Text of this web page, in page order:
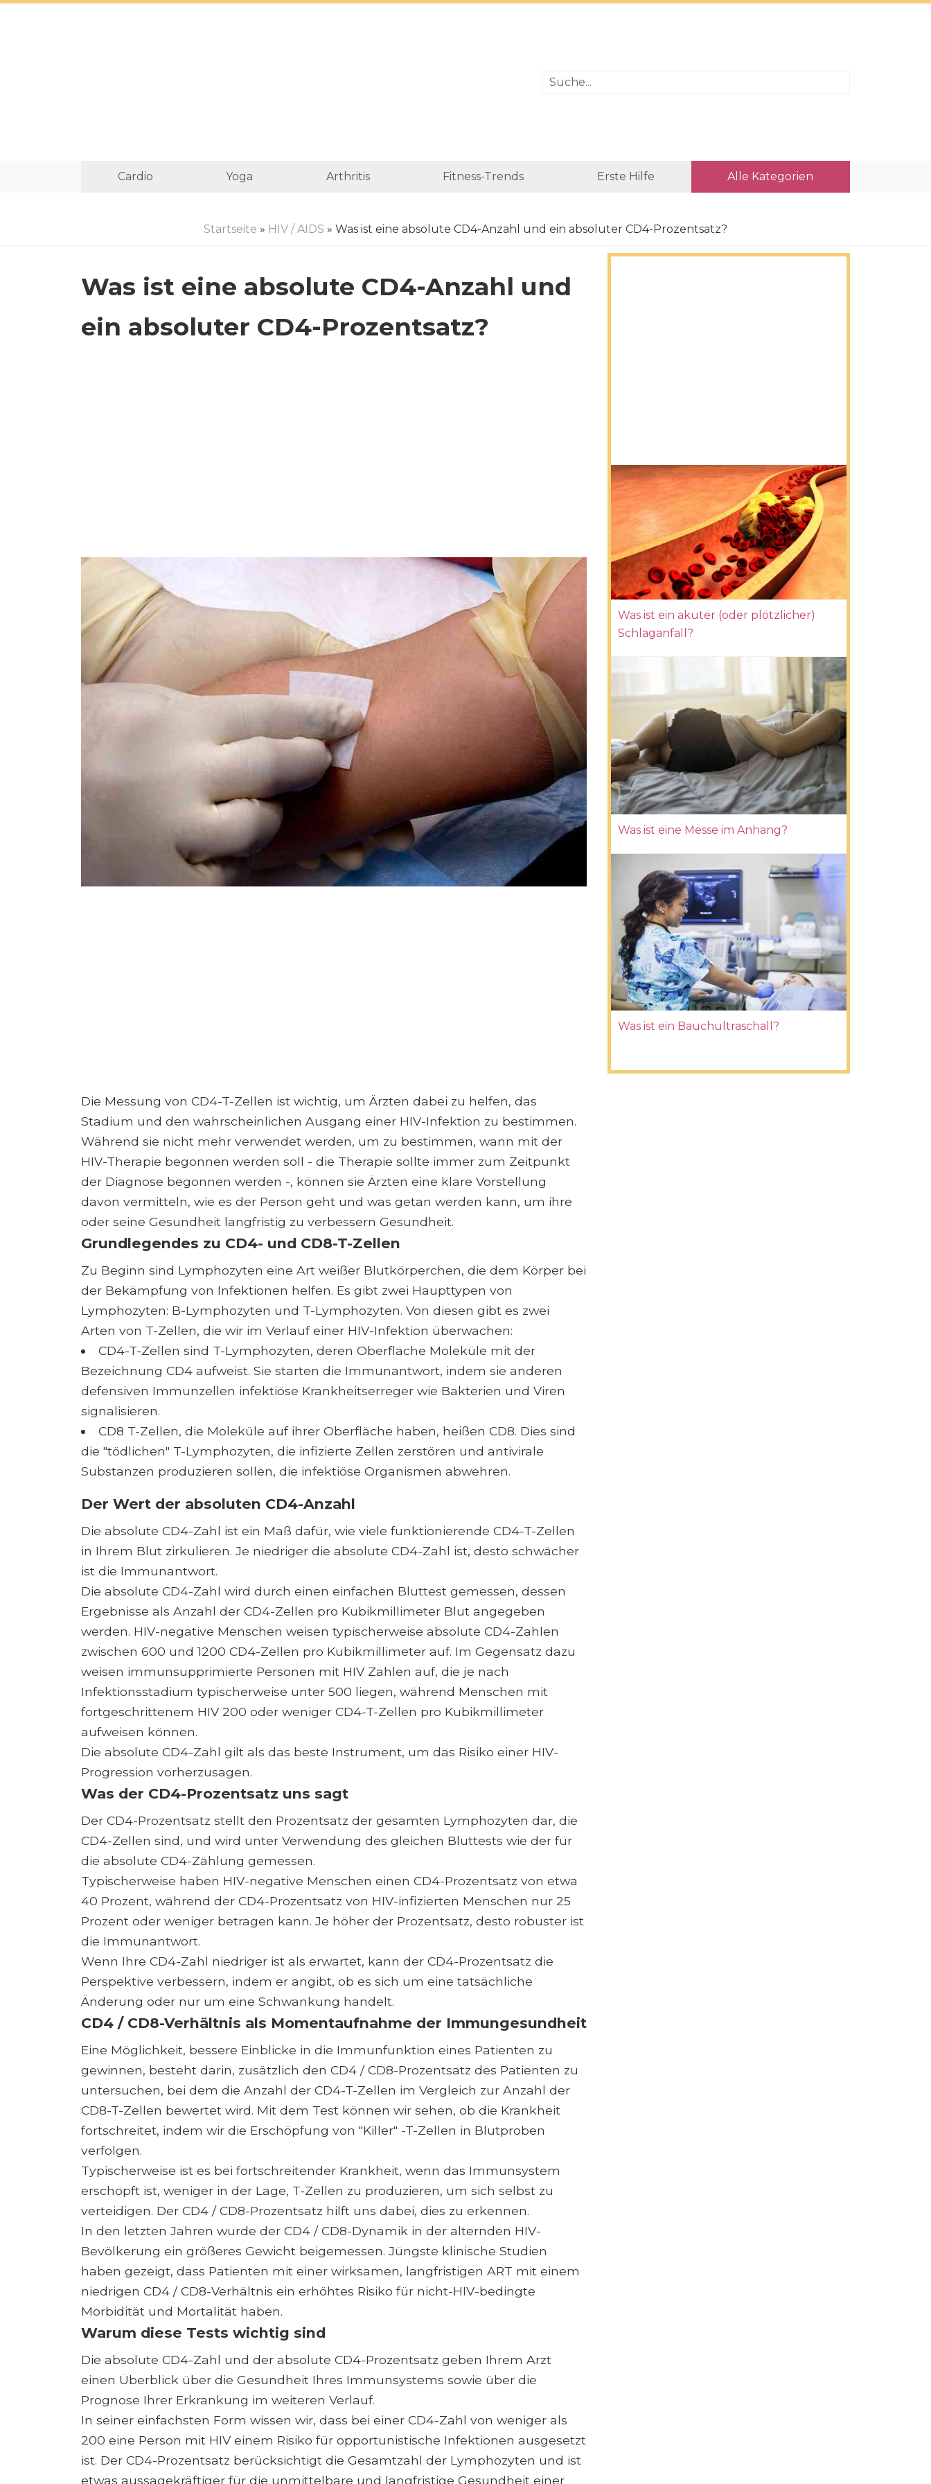
Cardio Yoga Arthritis Fitness-Trends Erste Hilfe Alle Kategorien
Startseite » HIV / AIDS » Was ist eine absolute CD4-Anzahl und ein absoluter CD4-Prozentsatz?
Was ist eine absolute CD4-Anzahl und
ein absoluter CD4-Prozentsatz?
Die Messung von CD4-T-Zellen ist wichtig, um Ärzten dabei zu helfen, das
Stadium und den wahrscheinlichen Ausgang einer HIV-Infektion zu bestimmen.
Während sie nicht mehr verwendet werden, um zu bestimmen, wann mit der
HIV-Therapie begonnen werden soll - die Therapie sollte immer zum Zeitpunkt
der Diagnose begonnen werden -, können sie Ärzten eine klare Vorstellung
davon vermitteln, wie es der Person geht und was getan werden kann, um ihre
oder seine Gesundheit langfristig zu verbessern Gesundheit.
Grundlegendes zu CD4- und CD8-T-Zellen
Zu Beginn sind Lymphozyten eine Art weißer Blutkörperchen, die dem Körper bei
der Bekämpfung von Infektionen helfen. Es gibt zwei Haupttypen von
Lymphozyten: B-Lymphozyten und T-Lymphozyten. Von diesen gibt es zwei
Arten von T-Zellen, die wir im Verlauf einer HIV-Infektion überwachen:
CD4-T-Zellen sind T-Lymphozyten, deren Oberfläche Moleküle mit der
Bezeichnung CD4 aufweist. Sie starten die Immunantwort, indem sie anderen
defensiven Immunzellen infektiöse Krankheitserreger wie Bakterien und Viren
signalisieren.
CD8 T-Zellen, die Moleküle auf ihrer Oberfläche haben, heißen CD8. Dies sind
die "tödlichen" T-Lymphozyten, die infizierte Zellen zerstören und antivirale
Substanzen produzieren sollen, die infektiöse Organismen abwehren.
Der Wert der absoluten CD4-Anzahl
Die absolute CD4-Zahl ist ein Maß dafür, wie viele funktionierende CD4-T-Zellen
in Ihrem Blut zirkulieren. Je niedriger die absolute CD4-Zahl ist, desto schwächer
ist die Immunantwort.
Die absolute CD4-Zahl wird durch einen einfachen Bluttest gemessen, dessen
Ergebnisse als Anzahl der CD4-Zellen pro Kubikmillimeter Blut angegeben
werden. HIV-negative Menschen weisen typischerweise absolute CD4-Zahlen
zwischen 600 und 1200 CD4-Zellen pro Kubikmillimeter auf. Im Gegensatz dazu
weisen immunsupprimierte Personen mit HIV Zahlen auf, die je nach
Infektionsstadium typischerweise unter 500 liegen, während Menschen mit
fortgeschrittenem HIV 200 oder weniger CD4-T-Zellen pro Kubikmillimeter
aufweisen können.
Die absolute CD4-Zahl gilt als das beste Instrument, um das Risiko einer HIV-
Progression vorherzusagen.
Was der CD4-Prozentsatz uns sagt
Der CD4-Prozentsatz stellt den Prozentsatz der gesamten Lymphozyten dar, die
CD4-Zellen sind, und wird unter Verwendung des gleichen Bluttests wie der für
die absolute CD4-Zählung gemessen.
Typischerweise haben HIV-negative Menschen einen CD4-Prozentsatz von etwa
40 Prozent, während der CD4-Prozentsatz von HIV-infizierten Menschen nur 25
Prozent oder weniger betragen kann. Je höher der Prozentsatz, desto robuster ist
die Immunantwort.
Wenn Ihre CD4-Zahl niedriger ist als erwartet, kann der CD4-Prozentsatz die
Perspektive verbessern, indem er angibt, ob es sich um eine tatsächliche
Änderung oder nur um eine Schwankung handelt.
CD4 / CD8-Verhältnis als Momentaufnahme der Immungesundheit
Eine Möglichkeit, bessere Einblicke in die Immunfunktion eines Patienten zu
gewinnen, besteht darin, zusätzlich den CD4 / CD8-Prozentsatz des Patienten zu
untersuchen, bei dem die Anzahl der CD4-T-Zellen im Vergleich zur Anzahl der
CD8-T-Zellen bewertet wird. Mit dem Test können wir sehen, ob die Krankheit
fortschreitet, indem wir die Erschöpfung von "Killer" -T-Zellen in Blutproben
verfolgen.
Typischerweise ist es bei fortschreitender Krankheit, wenn das Immunsystem
erschöpft ist, weniger in der Lage, T-Zellen zu produzieren, um sich selbst zu
verteidigen. Der CD4 / CD8-Prozentsatz hilft uns dabei, dies zu erkennen.
In den letzten Jahren wurde der CD4 / CD8-Dynamik in der alternden HIV-
Bevölkerung ein größeres Gewicht beigemessen. Jüngste klinische Studien
haben gezeigt, dass Patienten mit einer wirksamen, langfristigen ART mit einem
niedrigen CD4 / CD8-Verhältnis ein erhöhtes Risiko für nicht-HIV-bedingte
Morbidität und Mortalität haben.
Warum diese Tests wichtig sind
Die absolute CD4-Zahl und der absolute CD4-Prozentsatz geben Ihrem Arzt
einen Überblick über die Gesundheit Ihres Immunsystems sowie über die
Prognose Ihrer Erkrankung im weiteren Verlauf.
In seiner einfachsten Form wissen wir, dass bei einer CD4-Zahl von weniger als
200 eine Person mit HIV einem Risiko für opportunistische Infektionen ausgesetzt
ist. Der CD4-Prozentsatz berücksichtigt die Gesamtzahl der Lymphozyten und ist
etwas aussagekräftiger für die unmittelbare und langfristige Gesundheit einer
Was ist ein akuter (oder plötzlicher)
Schlaganfall?
Was ist eine Messe im Anhang?
Was ist ein Bauchultraschall?